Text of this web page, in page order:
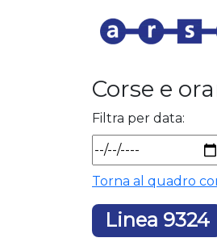
Corse e
Filtra per data:
Torna al quadro
Linea 9324